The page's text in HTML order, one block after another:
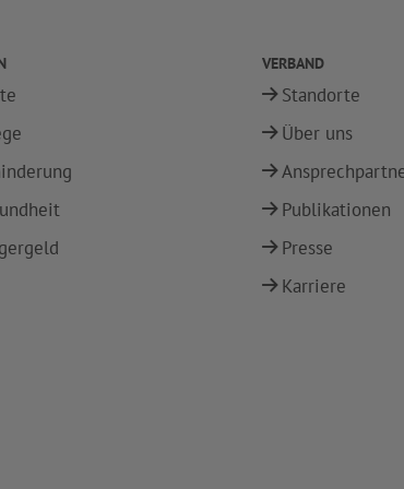
VERBAND
Standorte
Über uns
Publikationen
Presse
Karriere